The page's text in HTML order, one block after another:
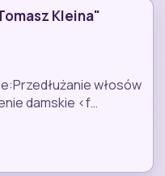
Kleina"
włosów
damskie <f…